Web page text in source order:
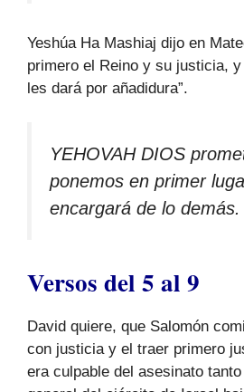
Yeshúa Ha Mashiaj dijo en
primero el Reino y su justicia,
les dará por añadidura”.
YEHOVAH DIOS
ponemos en primer
encargará de lo demás.
Versos del 5 al 9
David quiere, que Salomón
con justicia y el traer primero
era culpable del asesinato tanto